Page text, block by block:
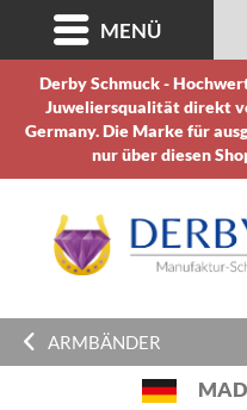
Derby Schmuck -
Juweliersqualität direkt
Germany. Die Marke für
nur über diesen
MENÜ
ARMBÄNDER